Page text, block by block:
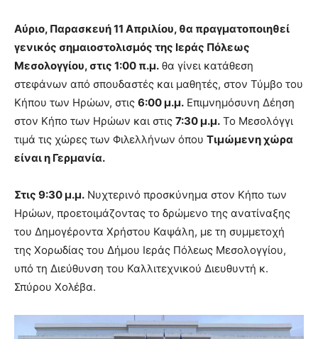
Αύριο, Παρασκευή 11 Απριλίου, θα πραγματοποιηθεί
γενικός σημαιοστολισμός της Ιεράς Πόλεως
Μεσολογγίου, στις 1:00 π.μ. θα γίνει κατάθεση
στεφάνων από σπουδαστές και μαθητές, στον Τύμβο του
Κήπου των Ηρώων, στις 6:00 μ.μ. Επιμνημόσυνη Δέηση
στον Κήπο των Ηρώων και στις 7:30 μ.μ. Το Μεσολόγγι
τιμά τις χώρες των Φιλελλήνων όπου Τιμώμενη χώρα
είναι η Γερμανία.
Στις 9:30 μ.μ. Νυχτερινό προσκύνημα στον Κήπο των
Ηρώων, προετοιμάζοντας το δρώμενο της ανατίναξης
του Δημογέροντα Χρήστου Καψάλη, με τη συμμετοχή
της Χορωδίας του Δήμου Ιεράς Πόλεως Μεσολογγίου,
υπό τη Διεύθυνση του Καλλιτεχνικού Διευθυντή κ.
Σπύρου Χολέβα.